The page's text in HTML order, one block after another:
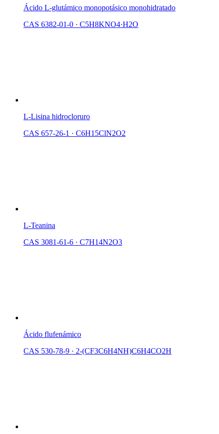
Ácido L-glutámico monopotásico monohidratado
CAS 6382-01-0 · C5H8KNO4·H2O
L-Lisina hidrocloruro
CAS 657-26-1 · C6H15ClN2O2
L-Teanina
CAS 3081-61-6 · C7H14N2O3
Ácido flufenámico
CAS 530-78-9 · 2-(CF3C6H4NH)C6H4CO2H